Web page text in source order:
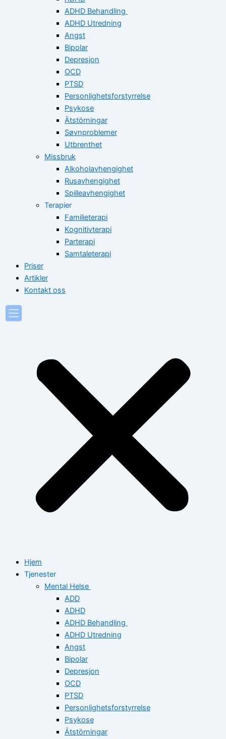
ADHD Behandling
ADHD Utredning
Angst
Bipolar
Depresjon
OCD
PTSD
Personlighetsforstyrrelse
Psykose
Ätstörningar
Søvnproblemer
Utbrenthet
Missbruk
Alkoholavhengighet
Rusavhengighet
Spilleavhengighet
Terapier
Familieterapi
Kognitivterapi
Parterapi
Samtaleterapi
Priser
Artikler
Kontakt oss
Hjem
Tjenester
Mental Helse
ADD
ADHD
ADHD Behandling
ADHD Utredning
Angst
Bipolar
Depresjon
OCD
PTSD
Personlighetsforstyrrelse
Psykose
Ätstörningar